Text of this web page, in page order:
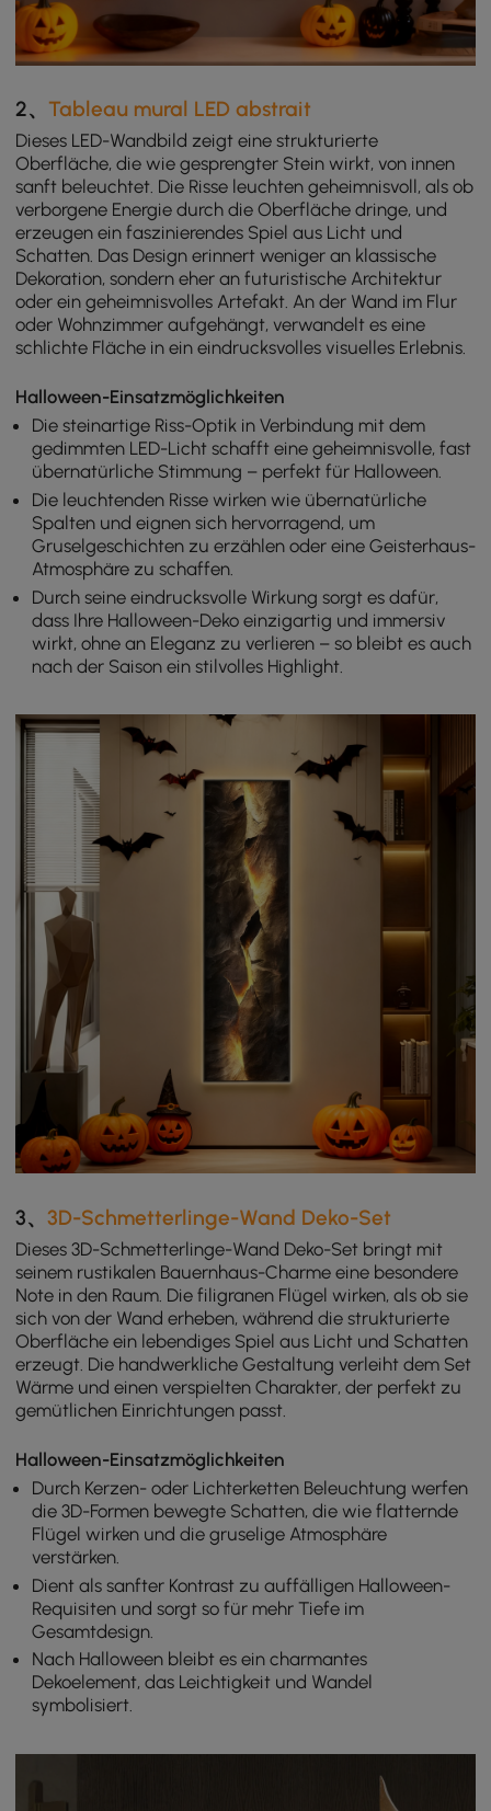
2、Tableau mural LED abstrait
Dieses LED-Wandbild zeigt eine strukturierte
Oberfläche, die wie gesprengter Stein wirkt, von innen
sanft beleuchtet. Die Risse leuchten geheimnisvoll, als ob
verborgene Energie durch die Oberfläche dringe, und
erzeugen ein faszinierendes Spiel aus Licht und
Schatten. Das Design erinnert weniger an klassische
Dekoration, sondern eher an futuristische Architektur
oder ein geheimnisvolles Artefakt. An der Wand im Flur
oder Wohnzimmer aufgehängt, verwandelt es eine
schlichte Fläche in ein eindrucksvolles visuelles Erlebnis.
Halloween-Einsatzmöglichkeiten
Die steinartige Riss-Optik in Verbindung mit dem
gedimmten LED-Licht schafft eine geheimnisvolle, fast
übernatürliche Stimmung – perfekt für Halloween.
Die leuchtenden Risse wirken wie übernatürliche
Spalten und eignen sich hervorragend, um
Gruselgeschichten zu erzählen oder eine Geisterhaus-
Atmosphäre zu schaffen.
Durch seine eindrucksvolle Wirkung sorgt es dafür,
dass Ihre Halloween-Deko einzigartig und immersiv
wirkt, ohne an Eleganz zu verlieren – so bleibt es auch
nach der Saison ein stilvolles Highlight.
3、3D-Schmetterlinge-Wand Deko-Set
Dieses 3D-Schmetterlinge-Wand Deko-Set bringt mit
seinem rustikalen Bauernhaus-Charme eine besondere
Note in den Raum. Die filigranen Flügel wirken, als ob sie
sich von der Wand erheben, während die strukturierte
Oberfläche ein lebendiges Spiel aus Licht und Schatten
erzeugt. Die handwerkliche Gestaltung verleiht dem Set
Wärme und einen verspielten Charakter, der perfekt zu
gemütlichen Einrichtungen passt.
Halloween-Einsatzmöglichkeiten
Durch Kerzen- oder Lichterketten Beleuchtung werfen
die 3D-Formen bewegte Schatten, die wie flatternde
Flügel wirken und die gruselige Atmosphäre
verstärken.
Dient als sanfter Kontrast zu auffälligen Halloween-
Requisiten und sorgt so für mehr Tiefe im
Gesamtdesign.
Nach Halloween bleibt es ein charmantes
Dekoelement, das Leichtigkeit und Wandel
symbolisiert.